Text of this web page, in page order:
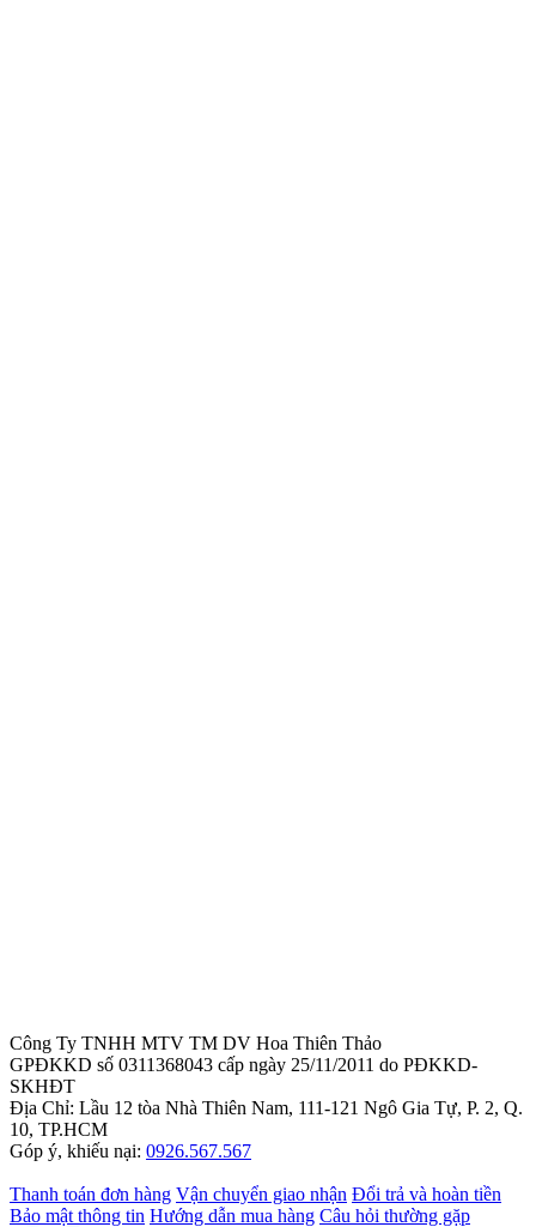
Công Ty TNHH MTV TM DV Hoa Thiên Thảo
GPĐKKD số 0311368043 cấp ngày 25/11/2011 do PĐKKD-
SKHĐT
Địa Chỉ: Lầu 12 tòa Nhà Thiên Nam, 111-121 Ngô Gia Tự, P. 2, Q.
10, TP.HCM
Góp ý, khiếu nại: 0926.567.567
Thanh toán đơn hàng Vận chuyển giao nhận Đổi trả và hoàn tiền
Bảo mật thông tin Hướng dẫn mua hàng Câu hỏi thường gặp